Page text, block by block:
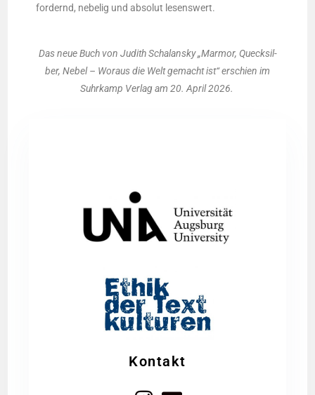
for­dernd, nebe­lig und abso­lut lesenswert.
Das neue Buch von Judith Schal­an­sky „Mar­mor, Queck­sil­
ber, Nebel – Wor­aus die Welt gemacht ist“ erschien im
Suhr­kamp Ver­lag am 20. April 2026.
Kontakt